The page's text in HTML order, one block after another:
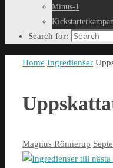
Minus-1
Search for:
Home Ingredienser
Magnus Rönnerup